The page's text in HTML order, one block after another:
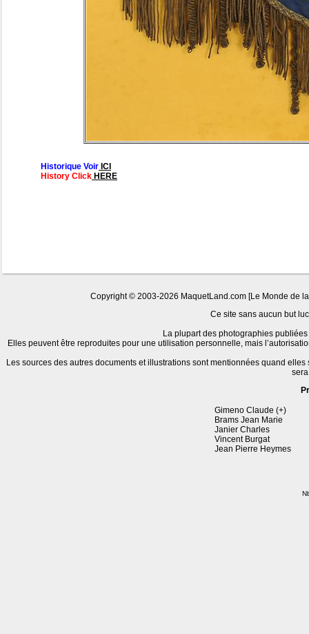
Historique Voir ICI
History Click HERE
Copyright © 2003-2026 MaquetLand.com [Le Monde de
Ce site sans aucun but
La plupart des photographies
Elles peuvent être reproduites pour une utilisation personnelle, mais
Les sources des autres documents et illustrations sont mentionnées quand
Gimeno Claude (+)
Brams Jean Marie
Janier Charles
Vincent Burgat
Jean Pierre Heymes